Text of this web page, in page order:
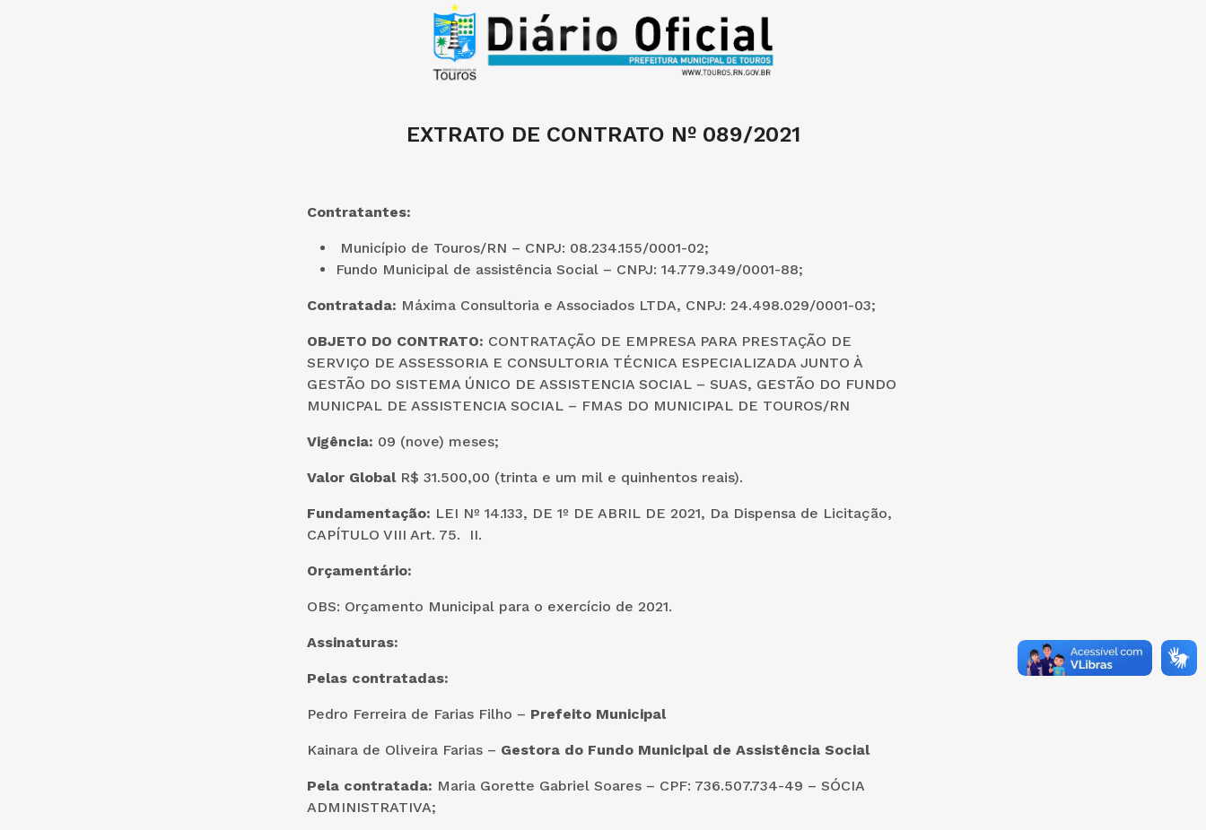
EXTRATO DE CONTRATO Nº 089/2021
Contratantes:
Município de Touros/RN – CNPJ: 08.234.155/0001-02;
Fundo Municipal de assistência Social – CNPJ: 14.779.349/0001-88;
Contratada: Máxima Consultoria e Associados LTDA, CNPJ: 24.498.029/0001-03;
OBJETO DO CONTRATO: CONTRATAÇÃO DE EMPRESA PARA PRESTAÇÃO DE
SERVIÇO DE ASSESSORIA E CONSULTORIA TÉCNICA ESPECIALIZADA JUNTO À
GESTÃO DO SISTEMA ÚNICO DE ASSISTENCIA SOCIAL – SUAS, GESTÃO DO FUNDO
MUNICPAL DE ASSISTENCIA SOCIAL – FMAS DO MUNICIPAL DE TOUROS/RN
Vigência: 09 (nove) meses;
Valor Global R$ 31.500,00 (trinta e um mil e quinhentos reais).
Fundamentação: LEI Nº 14.133, DE 1º DE ABRIL DE 2021, Da Dispensa de Licitação,
CAPÍTULO VIII Art. 75. II.
Orçamentário:
OBS: Orçamento Municipal para o exercício de 2021.
Assinaturas:
Pelas contratadas:
Pedro Ferreira de Farias Filho – Prefeito Municipal
Kainara de Oliveira Farias – Gestora do Fundo Municipal de Assistência Social
Pela contratada: Maria Gorette Gabriel Soares – CPF: 736.507.734-49 – SÓCIA
ADMINISTRATIVA;